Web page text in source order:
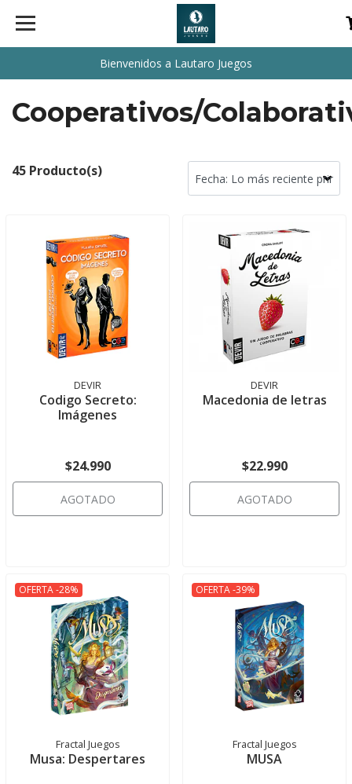
Bienvenidos a Lautaro Juegos
Cooperativos/
45 Producto(s)
DEVIR
Codigo Secreto:
Imágenes
$24.990
AGOTADO
DEVIR
Macedonia de letras
$22.990
AGOTADO
OFERTA -28%
Fractal Juegos
Musa: Despertares
OFERTA -39%
Fractal Juegos
MUSA